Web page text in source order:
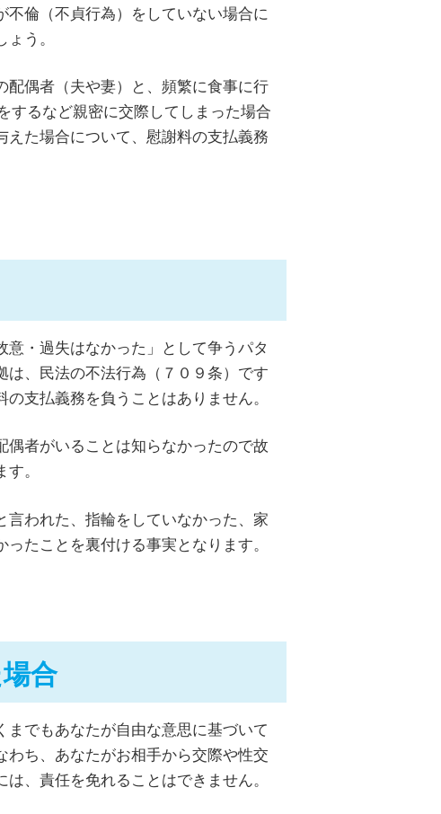
倫（不貞行為）をしていない場合に
う。
配偶者（夫や妻）と、頻繁に食事に行
するなど親密に交際してしまった場合
た場合について、慰謝料の支払義務
・過失はなかった」として争うパタ
、民法の不法行為（７０９条）です
支払義務を負うことはありません。
者がいることは知らなかったので故
す。
われた、指輪をしていなかった、家
たことを裏付ける事実となります。
合
でもあなたが自由な意思に基づいて
ち、あなたがお相手から交際や性交
、責任を免れることはできません。